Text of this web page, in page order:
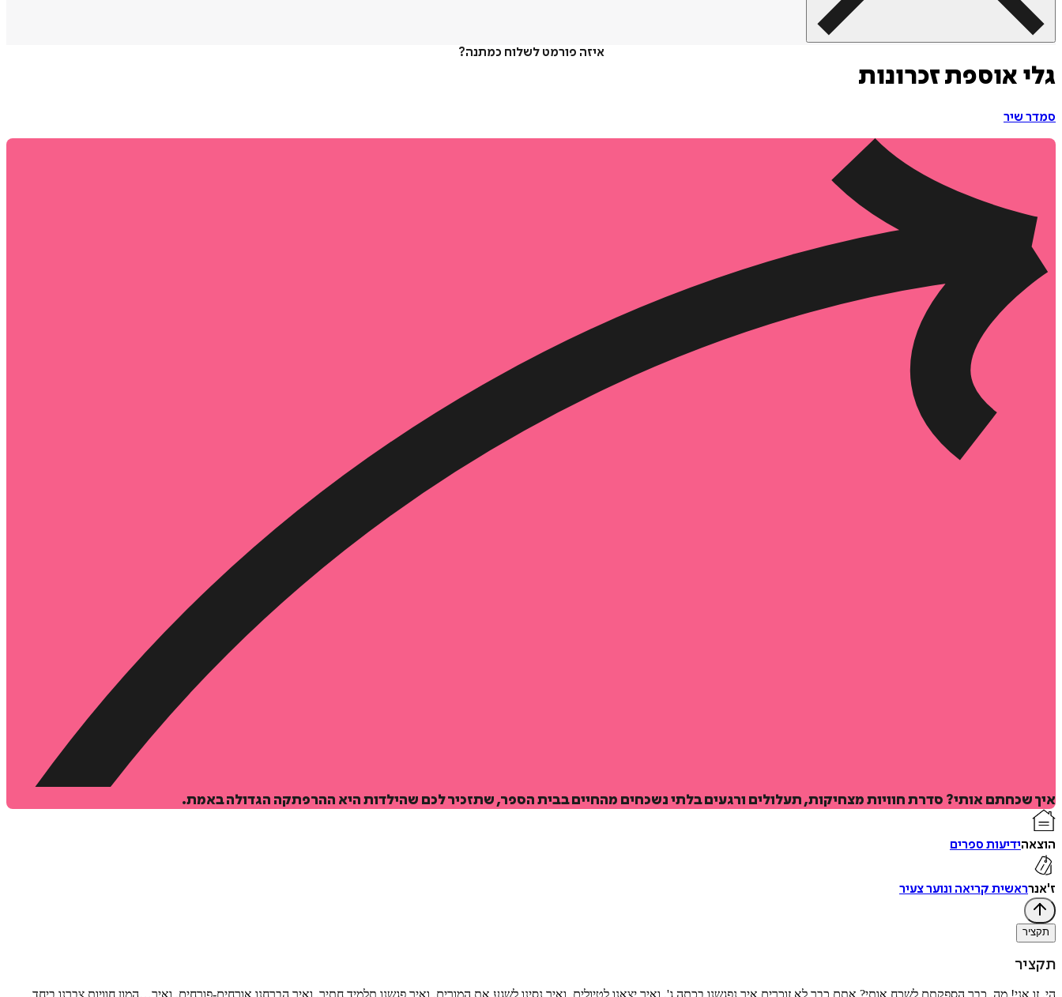
איזה פורמט לשלוח כמתנה?
גלי אוספת זכרונות
סמדר שיר
איך שכחתם אותי? סדרת חוויות מצחיקות, תעלולים ורגעים בלתי נשכחים מהחיים בבית הספר, שתזכיר לכם שהילדות היא ההרפתקה הגדולה באמת.
הוצאהידיעות ספרים
ז'אנרראשית קריאה ונוער צעיר
תקציר
תקציר
הי, זו אני! מה, כבר הספקתם לשכח אותי? אתם כבר לא זוכרים איך נפגשנו בכתה ג', ואיך יצאנו לטיולים, ואיך נסינו לשגע את המורים, ואיך פגשנו תלמיד חתיך, ואיך הברחנו אורחים-פורחים, ואיך…המון חוויות צברנו ביחד,